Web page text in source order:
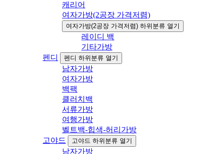
캐리어
여자가방(2공장 가격저렴)
여자가방(2공장 가격저렴) 하위분류 열기
레이디 백
기타가방
펜디
펜디 하위분류 열기
남자가방
여자가방
백팩
클러치백
서류가방
여행가방
벨트백-힙색-허리가방
고야드
고야드 하위분류 열기
남자가방